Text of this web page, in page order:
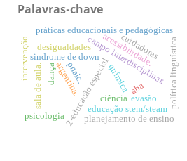
Palavras-chave
ciência
campo interdisciplinar.
2-educação especial
sindrome de down
práticas educacionais e pedagógicas
educação stem/steam
planejamento de ensino
argentina. política linguística
dança pnaic.
evasão
acessibilidade.
química
intervenção.
aba
cuidadores
sala de aula.
desigualdades
psicologia